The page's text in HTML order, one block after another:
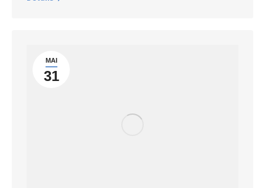
MAI
31